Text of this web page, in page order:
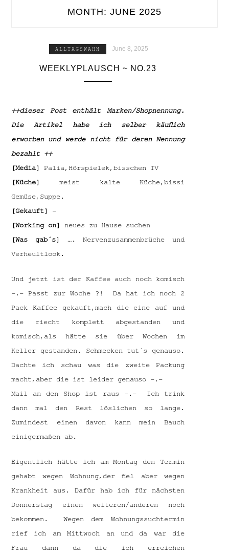
MONTH: JUNE 2025
ALLTAGSWAHN June 8, 2025
WEEKLYPLAUSCH ~ NO.23
++dieser Post enthält Marken/Shopnennung.
Die Artikel habe ich selber käuflich
erworben und werde nicht für deren Nennung
bezahlt ++
[Media]
Palia,Hörspielek,bisschen TV
[Küche]
meist kalte Küche,bissi
Gemüse,Suppe.
[Gekauft] –
[Working on]
neues zu Hause suchen
[Was gab´s] …. Nervenzusammenbrüche und
Verheultlook.
Und jetzt ist der Kaffee auch noch komisch
-.- Passt zur Woche ?! Da hat ich noch 2
Pack Kaffee gekauft,mach die eine auf und
die riecht komplett abgestanden und
komisch,als hätte sie über Wochen im
Keller gestanden. Schmecken tut´s genauso.
Dachte ich schau was die zweite Packung
macht,aber die ist leider genauso -.-
Mail an den Shop ist raus -.- Ich trink
dann mal den Rest löslichen so lange.
Zumindest einen davon kann mein Bauch
einigermaßen ab.
Eigentlich hätte ich am Montag den Termin
gehabt wegen Wohnung,der fiel aber wegen
Krankheit aus. Dafür hab ich für nächsten
Donnerstag einen weiteren/anderen noch
bekommen. Wegen dem Wohnungssuchtermin
rief ich am Mittwoch an und da war die
Frau dann da die ich erreichen